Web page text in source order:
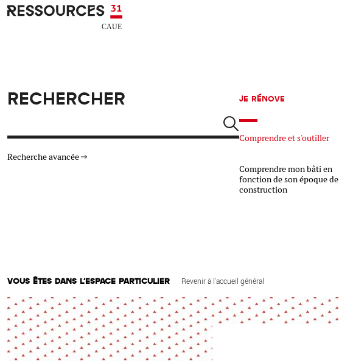
Aller au contenu principal
CAUE RESSOURCES 31
RECHERCHER
Recherche avancée
Environnement
Jeunes
Patrimoine
Paysage
TYPE DE RESSOURCES
Expérience Exposition Fiche / Guide
Revue
JE RÉNOVE
Comprendre et s'outiller
Comprendre mon bâti en
fonction de son époque de
construction
VOUS ÊTES DANS L'ESPACE PARTICULIER Revenir à l'accueil général